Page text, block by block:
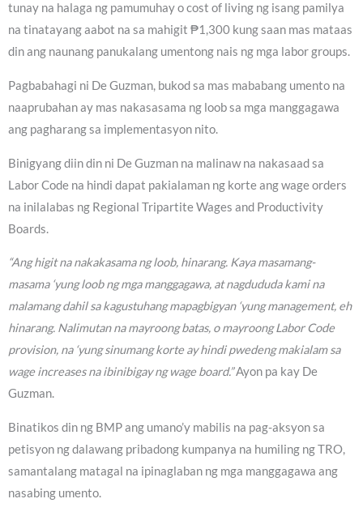
tunay na halaga ng pamumuhay o cost of living ng isang pamilya
na tinatayang aabot na sa mahigit ₱1,300 kung saan mas mataas
din ang naunang panukalang umentong nais ng mga labor groups.
Pagbabahagi ni De Guzman, bukod sa mas mababang umento na
naaprubahan ay mas nakasasama ng loob sa mga manggagawa
ang pagharang sa implementasyon nito.
Binigyang diin din ni De Guzman na malinaw na nakasaad sa
Labor Code na hindi dapat pakialaman ng korte ang wage orders
na inilalabas ng Regional Tripartite Wages and Productivity
Boards.
“Ang higit na nakakasama ng loob, hinarang. Kaya masamang-
masama ‘yung loob ng mga manggagawa, at nagdududa kami na
malamang dahil sa kagustuhang mapagbigyan ‘yung management, eh
hinarang. Nalimutan na mayroong batas, o mayroong Labor Code
provision, na ‘yung sinumang korte ay hindi pwedeng makialam sa
wage increases na ibinibigay ng wage board.”Ayon pa kay De
Guzman.
Binatikos din ng BMP ang umano’y mabilis na pag-aksyon sa
petisyon ng dalawang pribadong kumpanya na humiling ng TRO,
samantalang matagal na ipinaglaban ng mga manggagawa ang
nasabing umento.